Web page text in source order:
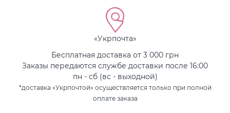
«Укрпочта»
Бесплатная доставка от 3 000 грн
Заказы передаются службе доставки после 16:00
пн - сб (вс - выходной)
*доставка «Укрпочтой» осуществляется только при полной
оплате заказа